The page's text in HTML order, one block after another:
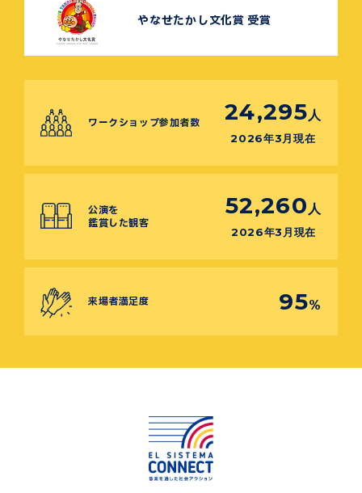
やなせたかし文化賞 受賞
ワークショップ参加者数 24,295 人
2026年3月現在
公演を
鑑賞した観客
52,260 人
2026年3月現在
来場者満足度 95%